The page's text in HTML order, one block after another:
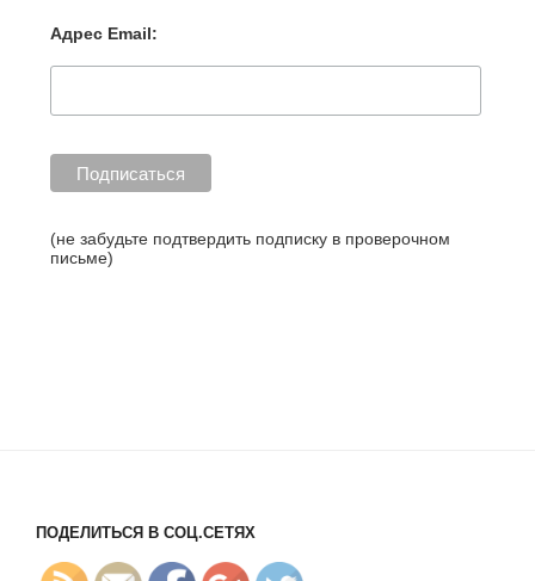
Адрес Email:
(не забудьте подтвердить подписку в проверочном
письме)
ПОДЕЛИТЬСЯ В СОЦ.СЕТЯХ